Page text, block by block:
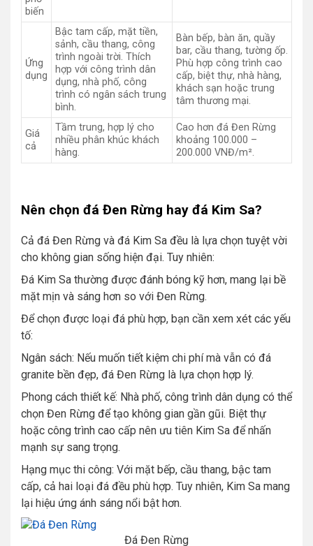
biến
Ứng
dụng
Bậc tam cấp, mặt tiền,
sảnh, cầu thang, công
trình ngoài trời. Thích
hợp với công trình dân
dụng, nhà phố, công
trình có ngân sách trung
bình.
Bàn bếp, bàn ăn, quầy
bar, cầu thang, tường ốp.
Phù hợp công trình cao
cấp, biệt thự, nhà hàng,
khách sạn hoặc trung
tâm thương mại.
Giá
cả
Tầm trung, hợp lý cho
nhiều phân khúc khách
hàng.
Cao hơn đá Đen Rừng
khoảng 100.000 –
200.000 VNĐ/m².
Nên chọn đá Đen Rừng hay đá Kim Sa?
Cả đá Đen Rừng và đá Kim Sa đều là lựa chọn tuyệt vời
cho không gian sống hiện đại. Tuy nhiên:
Đá Kim Sa thường được đánh bóng kỹ hơn, mang lại bề
mặt mịn và sáng hơn so với Đen Rừng.
Để chọn được loại đá phù hợp, bạn cần xem xét các yếu
tố:
Ngân sách: Nếu muốn tiết kiệm chi phí mà vẫn có đá
granite bền đẹp, đá Đen Rừng là lựa chọn hợp lý.
Phong cách thiết kế: Nhà phố, công trình dân dụng có thể
chọn Đen Rừng để tạo không gian gần gũi. Biệt thự
hoặc công trình cao cấp nên ưu tiên Kim Sa để nhấn
mạnh sự sang trọng.
Hạng mục thi công: Với mặt bếp, cầu thang, bậc tam
cấp, cả hai loại đá đều phù hợp. Tuy nhiên, Kim Sa mang
lại hiệu ứng ánh sáng nổi bật hơn.
Đá Đen Rừng